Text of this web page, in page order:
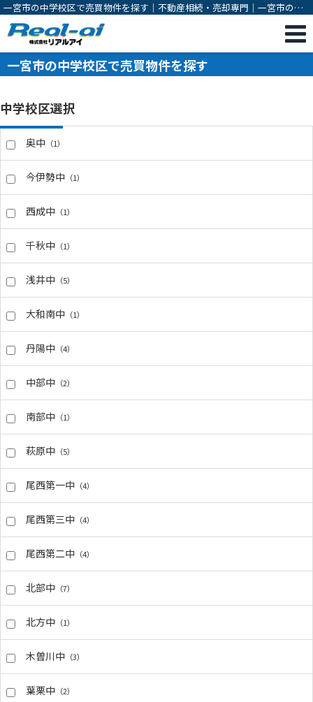
一宮市の中学校区で売買物件を探す｜不動産相続・売却専門｜一宮市の不
動産売却・購入・相続対策・有効活用のご相談は株式会社リアルアイ
一宮市の中学校区で売買物件を探す
中学校区選択
奥中 （1）
今伊勢中 （1）
西成中 （1）
千秋中 （1）
浅井中 （5）
大和南中 （1）
丹陽中 （4）
中部中 （2）
南部中 （1）
萩原中 （5）
尾西第一中 （4）
尾西第三中 （4）
尾西第二中 （4）
北部中 （7）
北方中 （1）
木曽川中 （3）
葉栗中 （2）